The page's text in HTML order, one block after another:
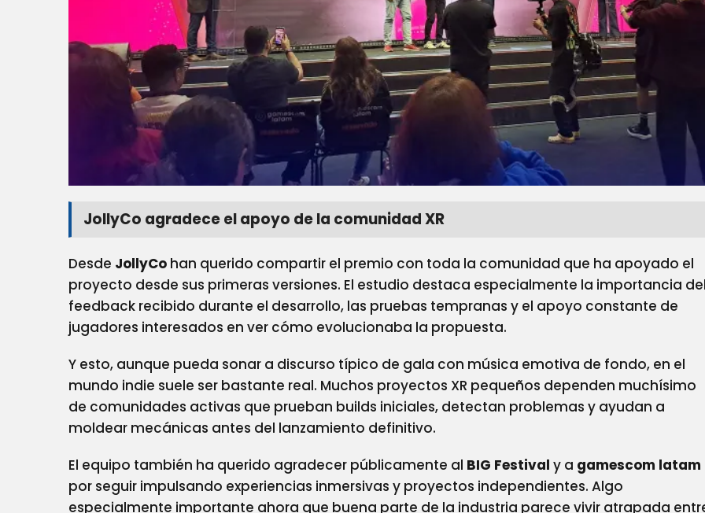
JollyCo agradece el apoyo de la comunidad XR
Desde JollyCo han querido compartir el premio con toda la comunidad que ha apoyado el
proyecto desde sus primeras versiones. El estudio destaca especialmente la importancia del
feedback recibido durante el desarrollo, las pruebas tempranas y el apoyo constante de
jugadores interesados en ver cómo evolucionaba la propuesta.
Y esto, aunque pueda sonar a discurso típico de gala con música emotiva de fondo, en el
mundo indie suele ser bastante real. Muchos proyectos XR pequeños dependen muchísimo
de comunidades activas que prueban builds iniciales, detectan problemas y ayudan a
moldear mecánicas antes del lanzamiento definitivo.
El equipo también ha querido agradecer públicamente al BIG Festival y a gamescom latam
por seguir impulsando experiencias inmersivas y proyectos independientes. Algo
especialmente importante ahora que buena parte de la industria parece vivir atrapada